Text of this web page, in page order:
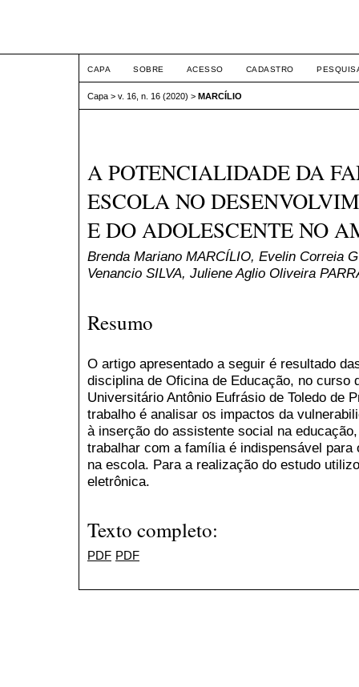
CAPA SOBRE ACESSO CADASTRO
Capa > v. 16, n. 16 (2020) > MARCÍLIO
A POTENCIALIDADE DA
ESCOLA NO
E DO ADOLESCENTE NO
Brenda Mariano MARCÍLIO, Evelin Correia
Venancio SILVA, Juliene Aglio Oliveira
Resumo
O artigo apresentado a seguir é resultado
disciplina de Oficina de Educação, no curso
Universitário Antônio Eufrásio de Toledo de
trabalho é analisar os impactos da
à inserção do assistente social na
trabalhar com a família é indispensável
na escola. Para a realização do estudo
eletrônica.
Texto completo:
PDF PDF